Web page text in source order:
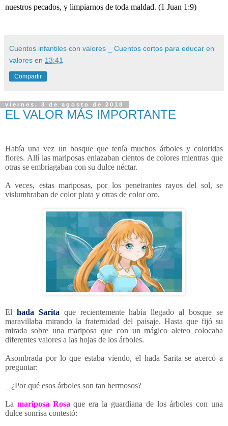
nuestros pecados, y limpiarnos de toda maldad. (1 Juan 1:9)
Cuentos infantiles con valores _ Cuentos cortos para educar en
valores en 13:41
Compartir
viernes, 3 de agosto de 2018
EL VALOR MÁS IMPORTANTE
Había una vez un bosque que tenía muchos árboles y coloridas
flores. Allí las mariposas enlazaban cientos de colores mientras que
otras se embriagaban con su dulce néctar.
A veces, estas mariposas, por los penetrantes rayos del sol, se
vislumbraban de color plata y otras de color oro.
El hada Sarita que recientemente había llegado al bosque se
maravillaba mirando la fraternidad del paisaje. Hasta que fijó su
mirada sobre una mariposa que con un mágico aleteo colocaba
diferentes valores a las hojas de los árboles.
Asombrada por lo que estaba viendo, el hada Sarita se acercó a
preguntar:
_ ¿Por qué esos árboles son tan hermosos?
La mariposa Rosa que era la guardiana de los árboles con una
dulce sonrisa contestó: